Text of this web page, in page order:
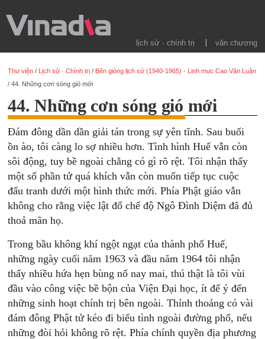
lịch sử · chính trị văn chương
Thư viện / Lịch sử · Chính trị / Bên giòng lịch sử (1940-1965) - Linh mục Cao Văn Luận
/44. Những cơn sóng gió mới
44. Những cơn sóng gió mới
Đám đông dần dần giải tán trong sự yên tĩnh. Sau buổi
ồn ào, tôi càng lo sợ nhiều hơn. Tình hình Huế vẫn còn
sôi động, tuy bề ngoài chẳng có gì rõ rệt. Tôi nhận thấy
một số phần tử quá khích vẫn còn muốn tiếp tục cuộc
đấu tranh dưới một hình thức mới. Phía Phật giáo vẫn
không cho rằng việc lật đổ chế độ Ngô Đình Diệm đã đủ
thoả mãn họ.
Trong bầu không khí ngột ngạt của thành phố Huế,
những ngày cuối năm 1963 và đầu năm 1964 tôi nhận
thấy nhiều hứa hẹn bùng nổ nay mai, thú thật là tôi vùi
đầu vào công việc bề bộn của Viện Đại học, ít để ý đến
những sinh hoạt chính trị bên ngoài. Thỉnh thoảng có vài
đám đông Phật tử kéo đi biểu tình ngoài đường phố, nếu
những đòi hỏi không rõ rệt. Phía chính quyền địa phương